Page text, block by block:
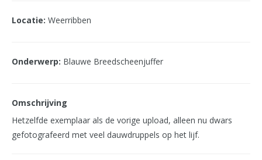
Locatie: Weerribben
Onderwerp: Blauwe Breedscheenjuffer
Omschrijving
Hetzelfde exemplaar als de vorige upload, alleen nu dwars
gefotografeerd met veel dauwdruppels op het lijf.